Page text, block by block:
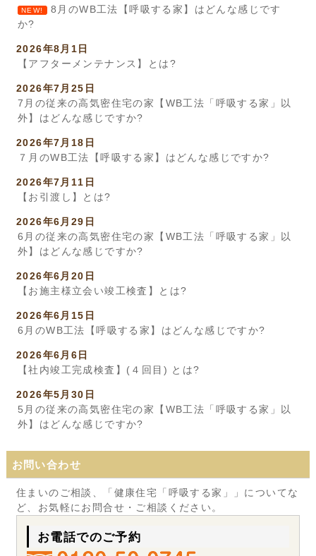
NEW!
8月のWB工法【呼吸する家】はどんな感じです
か?
2026年8月1日
【アフターメンテナンス】とは?
2026年7月25日
7月の従来の高気密住宅の家【WB工法「呼吸する家」以
外】はどんな感じですか?
2026年7月18日
７月のWB工法【呼吸する家】はどんな感じですか?
2026年7月11日
【お引渡し】とは?
2026年6月29日
6月の従来の高気密住宅の家【WB工法「呼吸する家」以
外】はどんな感じですか?
2026年6月20日
【お施主様立会い竣工検査】とは?
2026年6月15日
6月のWB工法【呼吸する家】はどんな感じですか?
2026年6月6日
【社内竣工完成検査】(４回目) とは?
2026年5月30日
5月の従来の高気密住宅の家【WB工法「呼吸する家」以
外】はどんな感じですか?
お問い合わせ
住まいのご相談、「健康住宅「呼吸する家」」についてな
ど、お気軽にお問合せ・ご相談ください。
お電話でのご予約